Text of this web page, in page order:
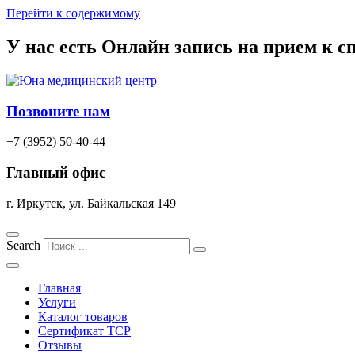
Перейти к содержимому
У нас есть Онлайн запись на прием к
Позвоните нам
+7 (3952) 50-40-44
Главный офис
г. Иркутск, ул. Байкальская 149
Search
Главная
Услуги
Каталог товаров
Сертификат TCP
Отзывы